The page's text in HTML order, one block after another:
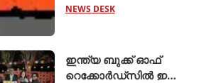
ലക്ഷം റൂട്ടുകളെ
NEWS DESK
ഇന്ത്യ ബുക്ക് ഓഫ്
റെക്കോര്‍ഡ്‌സില്‍ ഇടം